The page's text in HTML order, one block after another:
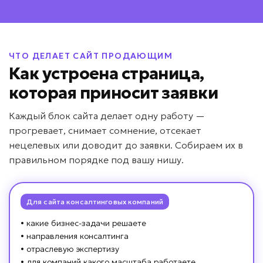
ЧТО ДЕЛАЕТ САЙТ ПРОДАЮЩИМ
Как устроена страница,
которая приносит заявки
Каждый блок сайта делает одну работу —
прогревает, снимает сомнение, отсекает
нецелевых или доводит до заявки. Собираем их в
правильном порядке под вашу нишу.
Для сайта консалтинговых компаний
• какие бизнес-задачи решаете
• направления консалтинга
• отраслевую экспертизу